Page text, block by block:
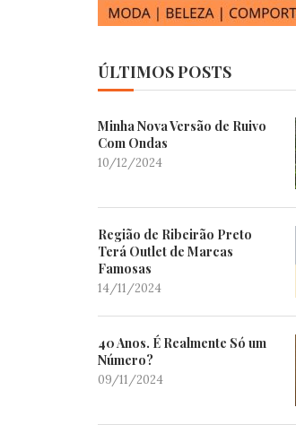
ÚLTIMOS POSTS
Minha Nova Versão de Ruivo
Com Ondas
10/12/2024
Região de Ribeirão Preto
Terá Outlet de Marcas
Famosas
14/11/2024
40 Anos. É Realmente Só um
Número?
09/11/2024